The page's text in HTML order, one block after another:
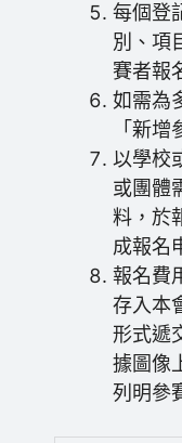
每個登
別、項
賽者報
如需為
「新
以學校
或團體
料，於
成報名
報名費
存入本
形式遞
據圖像
列明參